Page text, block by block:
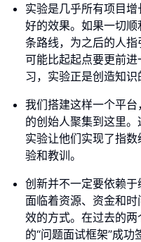
实验是几乎所有项目
好的效果。如果一切
条路线，为之后的人
可能比起起点要更前
习，实验正是创造知识
我们搭建这样一个平
的创始人聚集到这里
实验让他们实现了指
验和教训。
创新并不一定要依赖
面临着资源、资金和
效的方式。在过去的
的“问题面试框架”成